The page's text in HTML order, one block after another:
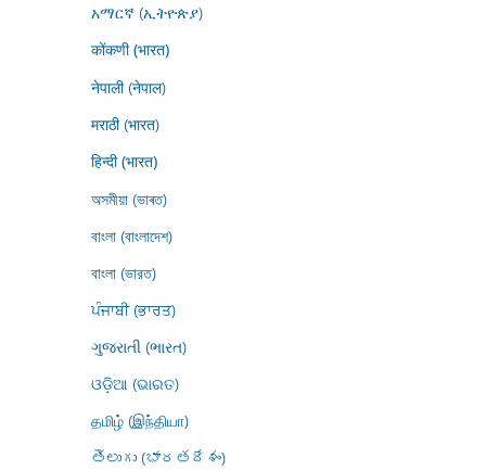
አማርኛ (ኢትዮጵያ)
कोंकणी (भारत)
नेपाली (नेपाल)
मराठी (भारत)
हिन्दी (भारत)
অসমীয়া (ভাৰত)
বাংলা (বাংলাদেশ)
বাংলা (ভারত)
ਪੰਜਾਬੀ (ਭਾਰਤ)
ગુજરાતી (ભારત)
ଓଡ଼ିଆ (ଭାରତ)
தமிழ் (இந்தியா)
తెలుగు (భారతదేశం)